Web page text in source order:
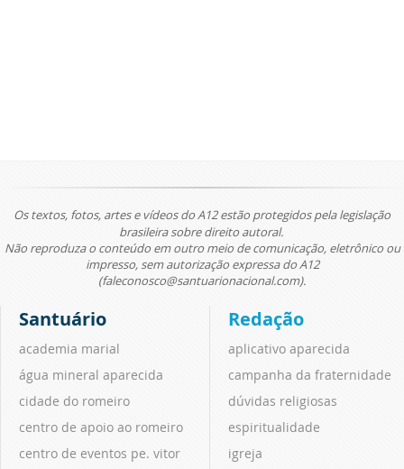
Os textos, fotos, artes e vídeos do A12 estão protegidos pela legislação
brasileira sobre direito autoral.
Não reproduza o conteúdo em outro meio de comunicação, eletrônico ou
impresso, sem autorização expressa do A12
(faleconosco@santuarionacional.com).
Santuário
academia marial
água mineral aparecida
cidade do romeiro
centro de apoio ao romeiro
centro de eventos pe. vitor
Redação
aplicativo aparecida
campanha da fraternidade
dúvidas religiosas
espiritualidade
igreja